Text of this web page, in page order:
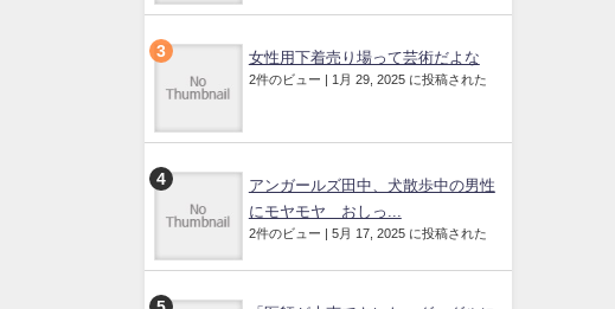
女性用下着売り場って芸術だよな
2件のビュー 1月 29, 2025 に投稿された
アンガールズ田中、犬散歩中の男性
にモヤモヤ おしっ...
2件のビュー 5月 17, 2025 に投稿された